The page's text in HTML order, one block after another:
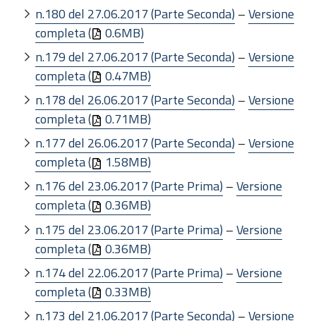
n.180 del 27.06.2017 (Parte Seconda) –Versione
completa (
0.6MB)
n.179 del 27.06.2017 (Parte Seconda) –Versione
completa (
0.47MB)
n.178 del 26.06.2017 (Parte Seconda) –Versione
completa (
0.71MB)
n.177 del 26.06.2017 (Parte Seconda) –Versione
completa (
1.58MB)
n.176 del 23.06.2017 (Parte Prima) –Versione
completa (
0.36MB)
n.175 del 23.06.2017 (Parte Prima) –Versione
completa (
0.36MB)
n.174 del 22.06.2017 (Parte Prima) –Versione
completa (
0.33MB)
n.173 del 21.06.2017 (Parte Seconda) –Versione